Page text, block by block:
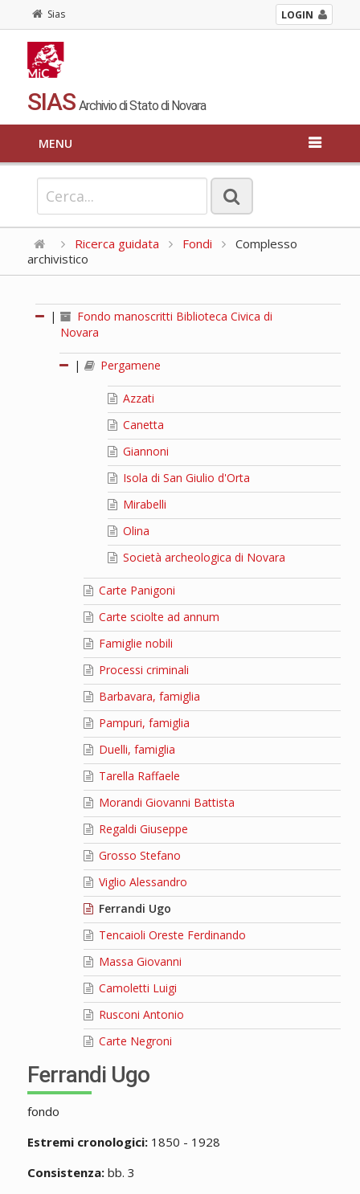
Sias LOGIN
SIAS Archivio di Stato di Novara
MENU
Ricerca guidata Fondi
Complesso
archivistico
|
Fondo manoscritti Biblioteca Civica di
Novara
| Pergamene
Azzati
Canetta
Giannoni
Isola di San Giulio d'Orta
Mirabelli
Olina
Società archeologica di Novara
Carte Panigoni
Carte sciolte ad annum
Famiglie nobili
Processi criminali
Barbavara, famiglia
Pampuri, famiglia
Duelli, famiglia
Tarella Raffaele
Morandi Giovanni Battista
Regaldi Giuseppe
Grosso Stefano
Viglio Alessandro
Ferrandi Ugo
Tencaioli Oreste Ferdinando
Massa Giovanni
Camoletti Luigi
Rusconi Antonio
Carte Negroni
Ferrandi Ugo
fondo
Estremi cronologici:1850 - 1928
Consistenza:bb. 3